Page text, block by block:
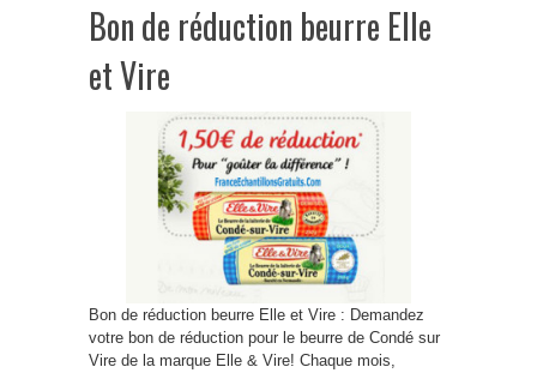
Bon de réduction beurre Elle
et Vire
Bon de réduction beurre Elle et Vire : Demandez
votre bon de réduction pour le beurre de Condé sur
Vire de la marque Elle & Vire! Chaque mois,